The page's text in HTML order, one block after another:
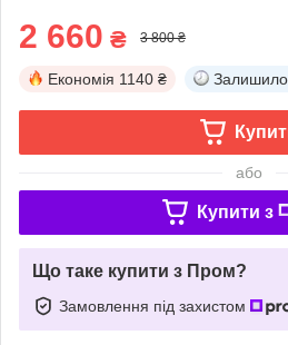
2 660 ₴ 3 800 ₴
Економія 1140 ₴
або
Купити з
Що таке купити з Пром?
Замовлення під захистом